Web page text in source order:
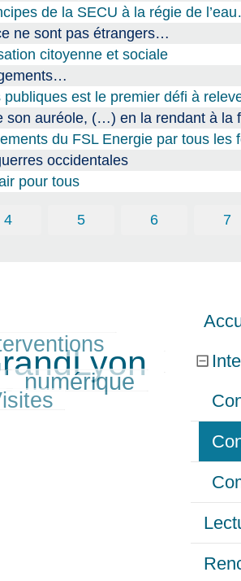
de la SECU à la régie de
ne sont pas étrangers…
citoyenne et sociale
est le premier défi à
son auréole, (…) en la rendant à la
du FSL Energie par tous les
occidentales
pour tous
4 5 6 7
numérique